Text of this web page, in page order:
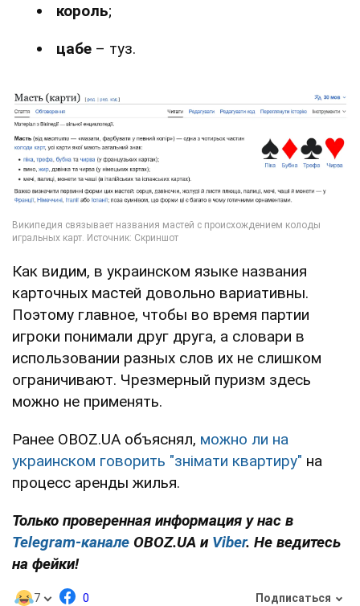
король;
цабе – туз.
Как видим, в украинском языке названия
карточных мастей довольно вариативны.
Поэтому главное, чтобы во время партии
игроки понимали друг друга, а словари в
использовании разных слов их не слишком
ограничивают. Чрезмерный пуризм здесь
можно не применять.
Ранее OBOZ.UA объяснял, можно ли на
украинском говорить "знімати квартиру" на
процесс аренды жилья.
Только проверенная информация у нас в
Telegram-канале OBOZ.UA и Viber. Не ведитесь
на фейки!
7 0 Подписаться